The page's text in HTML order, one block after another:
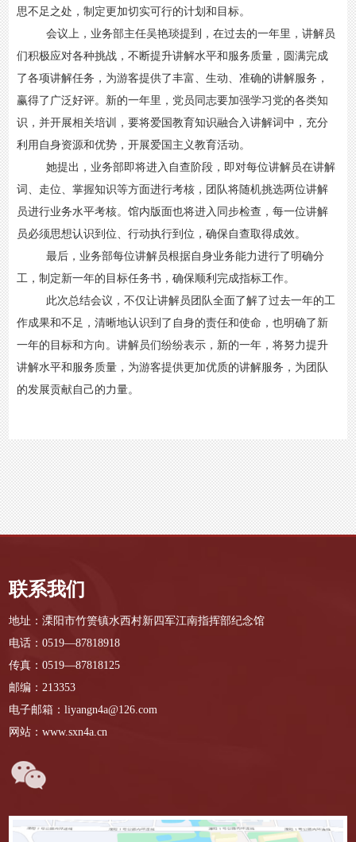
思不足之处，制定更加切实可行的计划和目标。
会议上，业务部主任吴艳琰提到，在过去的一年里，讲解员
们积极应对各种挑战，不断提升讲解水平和服务质量，圆满完成
了各项讲解任务，为游客提供了丰富、生动、准确的讲解服务，
赢得了广泛好评。新的一年里，党员同志要加强学习党的各类知
识，并开展相关培训，要将爱国教育知识融合入讲解词中，充分
利用自身资源和优势，开展爱国主义教育活动。
她提出，业务部即将进入自查阶段，即对每位讲解员在讲解
词、走位、掌握知识等方面进行考核，团队将随机挑选两位讲解
员进行业务水平考核。馆内版面也将进入同步检查，每一位讲解
员必须思想认识到位、行动执行到位，确保自查取得成效。
最后，业务部每位讲解员根据自身业务能力进行了明确分
工，制定新一年的目标任务书，确保顺利完成指标工作。
此次总结会议，不仅让讲解员团队全面了解了过去一年的工
作成果和不足，清晰地认识到了自身的责任和使命，也明确了新
一年的目标和方向。讲解员们纷纷表示，新的一年，将努力提升
讲解水平和服务质量，为游客提供更加优质的讲解服务，为团队
的发展贡献自己的力量。
联系我们
地址：溧阳市竹箦镇水西村新四军江南指挥部纪念馆
电话：0519—87818918
传真：0519—87818125
邮编：213353
电子邮箱：liyangn4a@126.com
网站：www.sxn4a.cn